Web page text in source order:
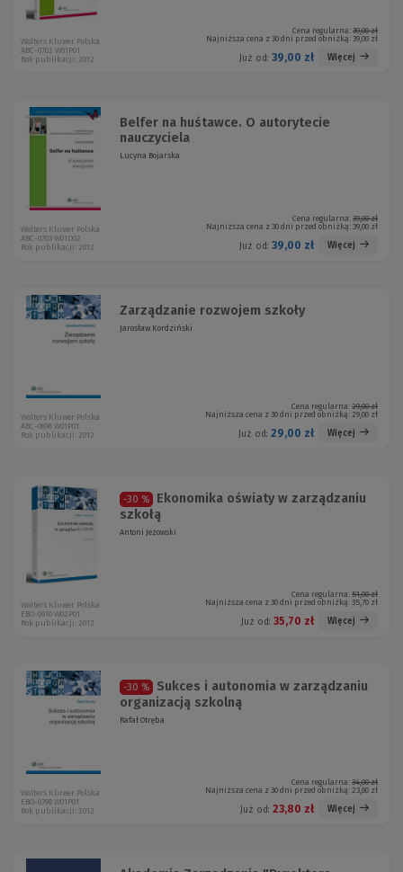
Cena regularna: 39,00 zł
Najniższa cena z 30 dni przed obniżką: 39,00 zł
Już od: 39,00 zł Więcej
Wolters Kluwer Polska
ABC-0702 W01P01
Rok publikacji: 2012
Belfer na huśtawce. O autorytecie
nauczyciela
Lucyna Bojarska
Cena regularna: 39,00 zł
Najniższa cena z 30 dni przed obniżką: 39,00 zł
Już od: 39,00 zł Więcej
Wolters Kluwer Polska
ABC-0703 W01D02
Rok publikacji: 2012
Zarządzanie rozwojem szkoły
Jarosław Kordziński
Cena regularna: 29,00 zł
Najniższa cena z 30 dni przed obniżką: 29,00 zł
Już od: 29,00 zł Więcej
Wolters Kluwer Polska
ABC-0696 W01P01
Rok publikacji: 2012
-30 %
Ekonomika oświaty w zarządzaniu
szkołą
Antoni Jeżowski
Cena regularna: 51,00 zł
Najniższa cena z 30 dni przed obniżką: 35,70 zł
Już od: 35,70 zł Więcej
Wolters Kluwer Polska
EBO-0910 W02P01
Rok publikacji: 2012
-30 %
Sukces i autonomia w zarządzaniu
organizacją szkolną
Rafał Otręba
Cena regularna: 34,00 zł
Najniższa cena z 30 dni przed obniżką: 23,80 zł
Już od: 23,80 zł Więcej
Wolters Kluwer Polska
EBO-0798 W01P01
Rok publikacji: 2012